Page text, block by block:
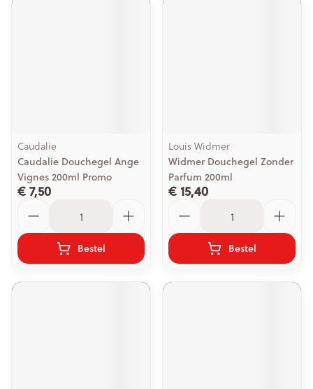
Caudalie
Caudalie Douchegel Ange
Vignes 200ml Promo
€ 7,50
Bestel
Louis Widmer
Widmer Douchegel Zonder
Parfum 200ml
€ 15,40
Bestel